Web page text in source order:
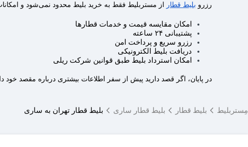
رزرو بلیط قطار از مستربلیط فقط به خرید بلیط محدود نمی‌شود و
امکان مقایسه قیمت و خدمات قطارها
پشتیبانی ۲۴ ساعته
رزرو سریع و پرداخت امن
دریافت بلیط الکترونیکی
امکان استرداد بلیط طبق قوانین شرکت ریلی
در پایان، اگر قصد دارید پیش از سفر اطلاعات بیشتری درباره مقصد خود
مِستربلیط بلیط قطار بلیط قطار ساری بلیط قطار تهران به ساری